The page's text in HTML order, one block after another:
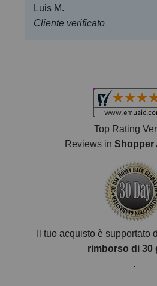
Luis M.
Cliente verificato
Top Rating
Reviews in Shopper
Il tuo acquisto è supportato
rimborso di 30
.